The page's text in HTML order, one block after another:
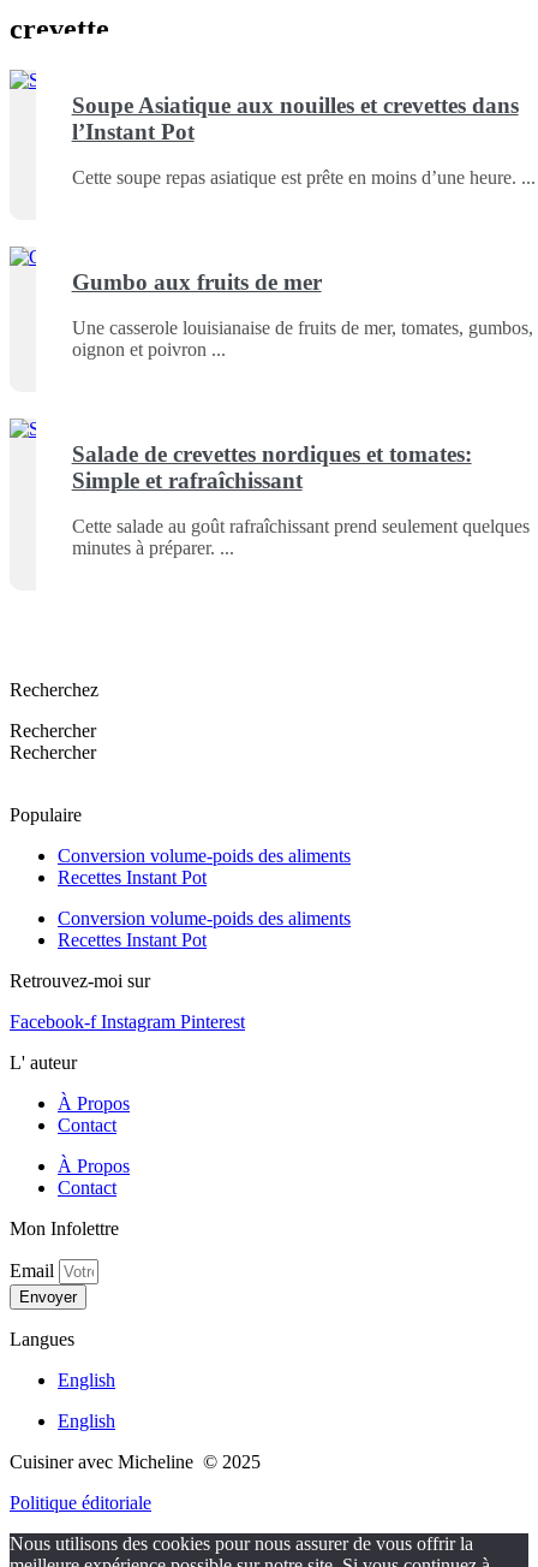
crevette
Soupe Asiatique aux nouilles et crevettes dans
l’Instant Pot
Cette soupe repas asiatique est prête en moins d’une heure.
Gumbo aux fruits de mer
Une casserole louisianaise de fruits de mer, tomates, gumbos,
oignon et poivron
Salade de crevettes nordiques et tomates:
Simple et rafraîchissant
Cette salade au goût rafraîchissant prend seulement quelques
minutes à préparer.
Recherchez
Rechercher
Rechercher
Populaire
Conversion volume-poids des aliments
Recettes Instant Pot
Conversion volume-poids des aliments
Recettes Instant Pot
Retrouvez-moi sur
Facebook-f Instagram Pinterest
L' auteur
À Propos
Contact
À Propos
Contact
Mon Infolettre
Email
Envoyer
Langues
English
English
Cuisiner avec Micheline © 2025
Politique éditoriale
Nous utilisons des cookies pour nous assurer de vous offrir la